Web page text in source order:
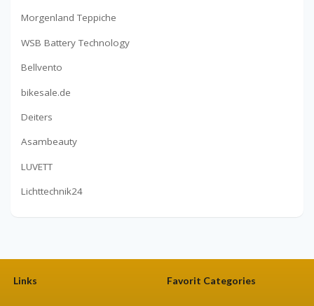
Morgenland Teppiche
WSB Battery Technology
Bellvento
bikesale.de
Deiters
Asambeauty
LUVETT
Lichttechnik24
Links Favorit Categories